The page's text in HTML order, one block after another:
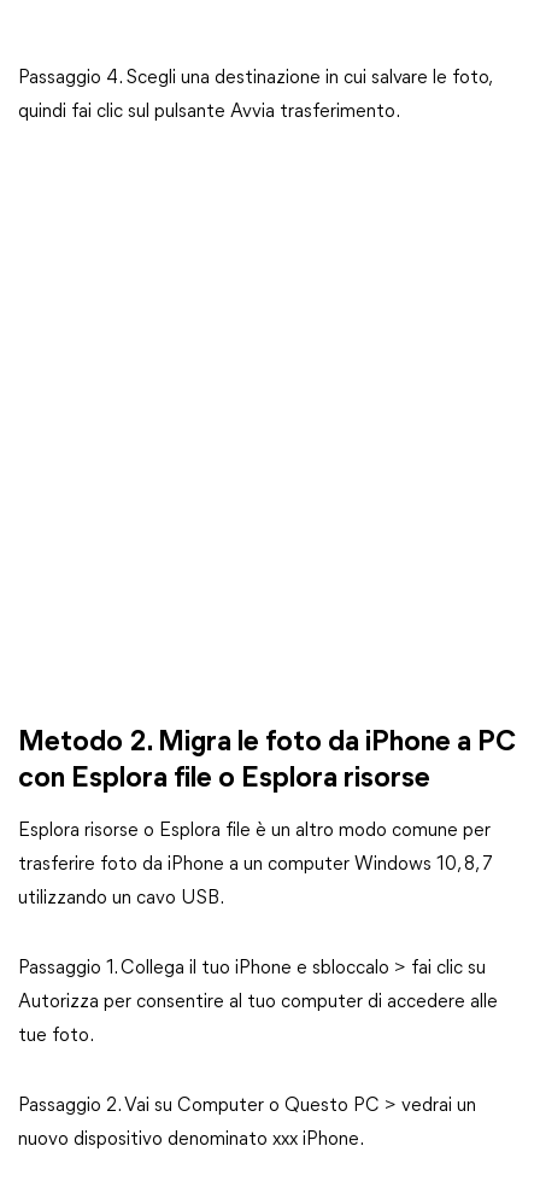
Passaggio 4. Scegli una destinazione in cui salvare le foto,
quindi fai clic sul pulsante Avvia trasferimento.
Metodo 2. Migra le foto da iPhone a PC
con Esplora file o Esplora risorse
Esplora risorse o Esplora file è un altro modo comune per
trasferire foto da iPhone a un computer Windows 10, 8, 7
utilizzando un cavo USB.
Passaggio 1. Collega il tuo iPhone e sbloccalo > fai clic su
Autorizza per consentire al tuo computer di accedere alle
tue foto.
Passaggio 2. Vai su Computer o Questo PC > vedrai un
nuovo dispositivo denominato xxx iPhone.